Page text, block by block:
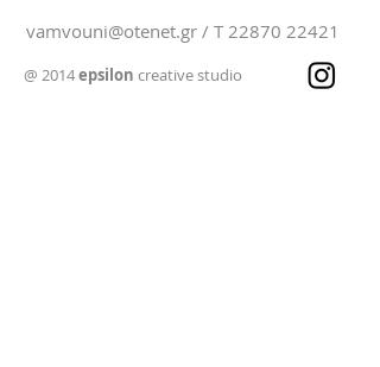
vamvouni@otenet.gr / T 22870 22421
@ 2014epsilon creative studio